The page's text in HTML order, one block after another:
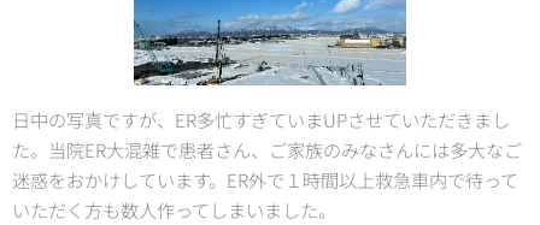
日中の写真ですが、ER多忙すぎていまUPさせていただきまし
た。当院ER大混雑で患者さん、ご家族のみなさんには多大なご
迷惑をおかけしています。ER外で１時間以上救急車内で待って
いただく方も数人作ってしまいました。